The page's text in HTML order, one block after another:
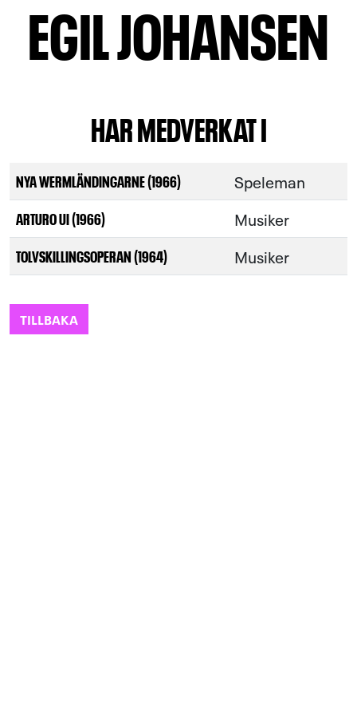
EGIL JOHANSEN
HAR MEDVERKAT I
NYA WERMLÄNDINGARNE (1966) Speleman
ARTURO UI (1966) Musiker
TOLVSKILLINGSOPERAN (1964) Musiker
TILLBAKA